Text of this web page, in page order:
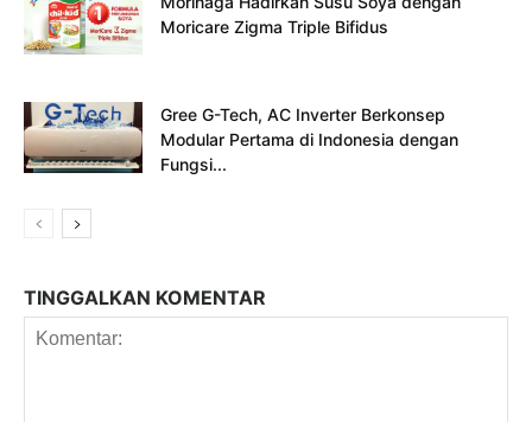
Moricare Zigma Triple Bifidus
Gree G-Tech, AC Inverter Berkonsep
Modular Pertama di Indonesia dengan
Fungsi...
TINGGALKAN KOMENTAR